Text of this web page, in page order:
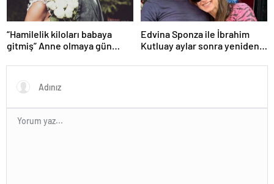
“Hamilelik kiloları babaya
gitmiş” Anne olmaya gün
görünümüyle gündem oldu!
Edvina Sponza ile İbrahim
Kutluay aylar sonra yeniden
demişti…